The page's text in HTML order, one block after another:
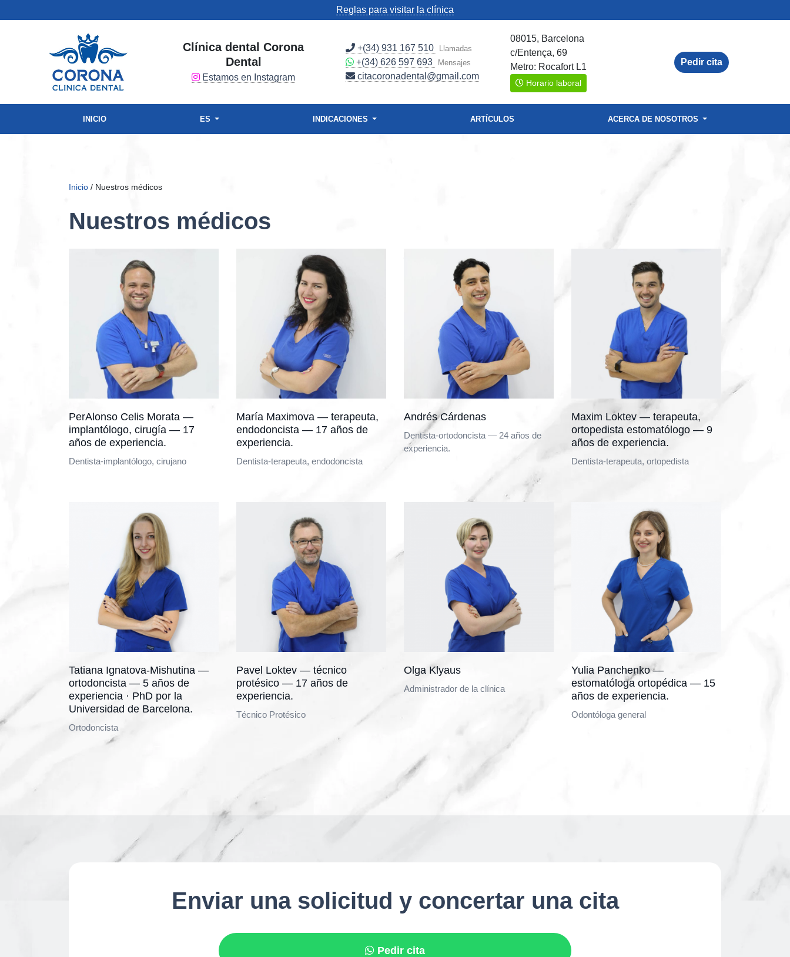
Reglas para visitar la clínica
Clínica dental Corona
Dental
Estamos en Instagram
+(34) 931 167 510 Llamadas
+(34) 626 597 693 Mensajes
citacoronadental@gmail.com
08015, Barcelona
c/Entença, 69
Metro: Rocafort L1
Horario laboral
Pedir cita
INICIO ES INDICACIONES ARTÍCULOS ACERCA DE NOSOTROS
Inicio / Nuestros médicos
Nuestros médicos
PerAlonso Celis Morata —
implantólogo, cirugía — 17
años de experiencia.
Dentista-implantólogo, cirujano
María Maximova — terapeuta,
endodoncista — 17 años de
experiencia.
Dentista-terapeuta, endodoncista
Andrés Cárdenas
Dentista-ortodoncista — 24 años de
experiencia.
Maxim Loktev — terapeuta,
ortopedista estomatólogo — 9
años de experiencia.
Dentista-terapeuta, ortopedista
Tatiana Ignatova-Mishutina —
ortodoncista — 5 años de
experiencia · PhD por la
Universidad de Barcelona.
Ortodoncista
Pavel Loktev — técnico
protésico — 17 años de
experiencia.
Técnico Protésico
Olga Klyaus
Administrador de la clínica
Yulia Panchenko —
estomatóloga ortopédica — 15
años de experiencia.
Odontóloga general
Enviar una solicitud y concertar una cita
Pedir cita